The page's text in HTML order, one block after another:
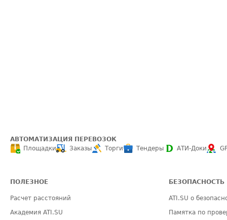
АВТОМАТИЗАЦИЯ ПЕРЕВОЗОК
Площадки
Заказы Торги Тендеры АТИ-Доки
ПОЛЕЗНОЕ
Расчет расстояний
Академия ATI.SU
БЕЗОПАСНОСТЬ
ATI.SU о
Памятка по